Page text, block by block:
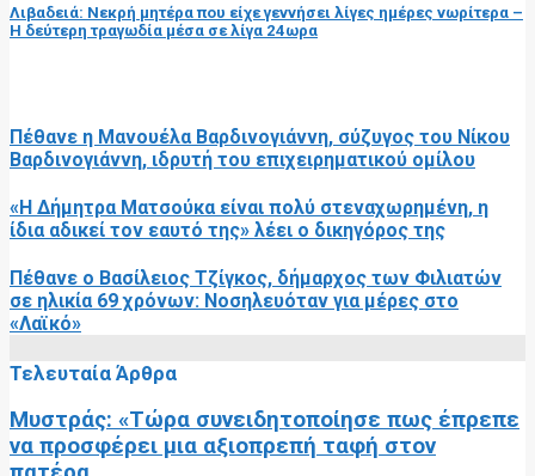
Λιβαδειά: Νεκρή μητέρα που είχε γεννήσει λίγες ημέρες νωρίτερα –
Η δεύτερη τραγωδία μέσα σε λίγα 24ωρα
Πέθανε η Μανουέλα Βαρδινογιάννη, σύζυγος του Νίκου
Βαρδινογιάννη, ιδρυτή του επιχειρηματικού ομίλου
«Η Δήμητρα Ματσούκα είναι πολύ στεναχωρημένη, η
ίδια αδικεί τον εαυτό της» λέει ο δικηγόρος της
Πέθανε ο Βασίλειος Τζίγκος, δήμαρχος των Φιλιατών
σε ηλικία 69 χρόνων: Νοσηλευόταν για μέρες στο
«Λαϊκό»
Τελευταία Άρθρα
Μυστράς: «Τώρα συνειδητοποίησε πως έπρεπε
να προσφέρει μια αξιοπρεπή ταφή στον